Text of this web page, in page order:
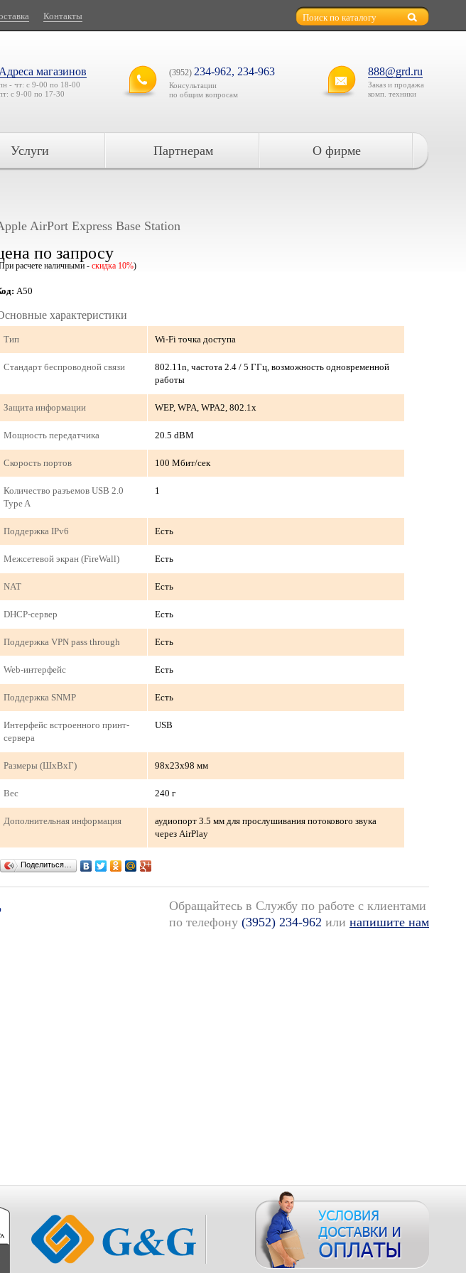
Контакты
888@grd.ru
Заказ и продажа
комп. техники
(3952) 234-962, 234-963
Консультации
по общим вопросам
Адреса магазинов
- чт: с 9-00 по 18-00
с 9-00 по 17-30
Услуги Партнерам О фирме
AirPort Express Base Station
по запросу
расчете наличными - скидка 10%)
A50
характеристики
Тип Wi-Fi точка доступа
Стандарт беспроводной связи
802.11n, частота 2.4 / 5 ГГц, возможность одновременной
работы
Защита информации WEP, WPA, WPA2, 802.1x
Мощность передатчика 20.5 dBM
Скорость портов 100 Мбит/сек
Количество разъемов USB 2.0
Type A
1
Поддержка IPv6 Есть
Межсетевой экран (FireWall) Есть
NAT Есть
DHCP-сервер Есть
Поддержка VPN pass through Есть
Web-интерфейс Есть
Поддержка SNMP Есть
Интерфейс встроенного принт-
сервера
USB
Размеры (ШxВxГ) 98x23x98 мм
Вес 240 г
Дополнительная информация
аудиопорт 3.5 мм для прослушивания потокового звука
через AirPlay
Поделиться…
Обращайтесь в Службу по работе с клиентами
по телефону (3952) 234-962 или напишите нам